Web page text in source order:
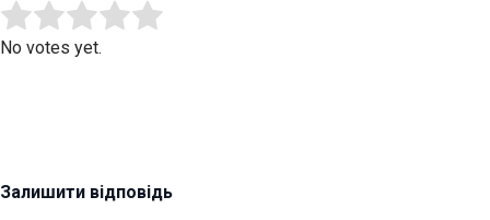
Rate this item:
No votes yet.
Залишити відповідь